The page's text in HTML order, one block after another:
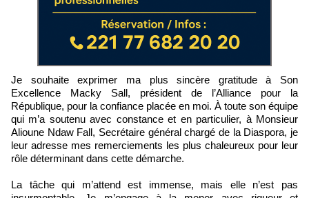
Je souhaite exprimer ma plus sincère gratitude à Son
Excellence Macky Sall, président de l’Alliance pour la
République, pour la confiance placée en moi. À toute son équipe
qui m’a soutenu avec constance et en particulier, à Monsieur
Alioune Ndaw Fall, Secrétaire général chargé de la Diaspora, je
leur adresse mes remerciements les plus chaleureux pour leur
rôle déterminant dans cette démarche.
La tâche qui m’attend est immense, mais elle n’est pas